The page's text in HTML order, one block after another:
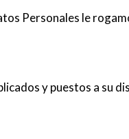
Personales le
y puestos a su